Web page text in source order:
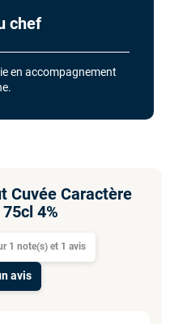
chef
en accompagnement
Cuvée Caractère
4%
1 note(s) et 1 avis
avis